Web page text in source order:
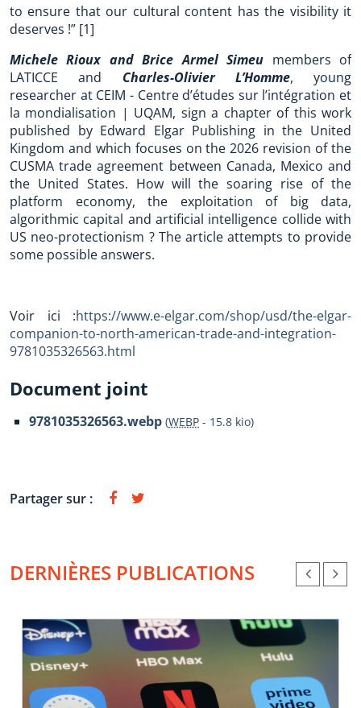
to ensure that our cultural content has the visibility it
deserves !” [1]
Michele Rioux and Brice Armel Simeu members of
LATICCE and Charles-Olivier L’Homme, young
researcher at CEIM - Centre d’études sur l’intégration et
la mondialisation | UQAM, sign a chapter of this work
published by Edward Elgar Publishing in the United
Kingdom and which focuses on the 2026 revision of the
CUSMA trade agreement between Canada, Mexico and
the United States. How will the soaring rise of the
platform economy, the exploitation of big data,
algorithmic capital and artificial intelligence collide with
US neo-protectionism ? The article attempts to provide
some possible answers.
Voir ici :https://www.e-elgar.com/shop/usd/the-elgar-
companion-to-north-american-trade-and-integration-
9781035326563.html
Document joint
9781035326563.webp (WEBP - 15.8 kio)
Partager sur :
DERNIÈRES PUBLICATIONS